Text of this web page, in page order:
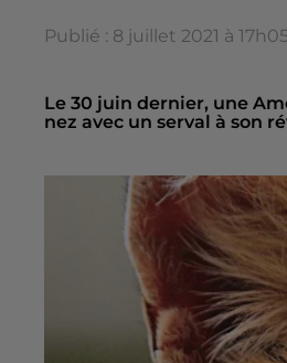
Publié : 8 juillet 2021 à
Le 30 juin dernier, une
nez avec un serval à son